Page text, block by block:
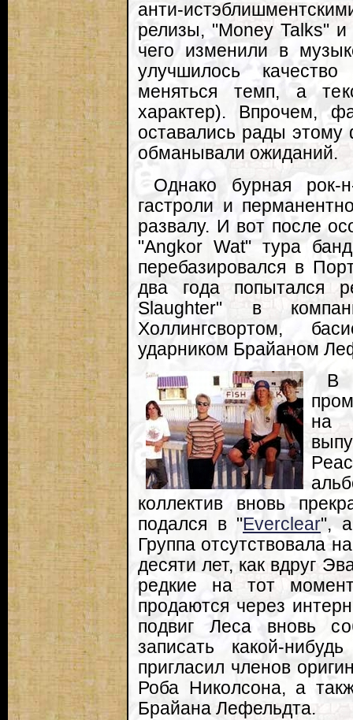
анти-
релизы, "Money Talks"
чего изменили в
улучшилось
меняться темп, а
характер). Впрочем,
оставались рады
обманывали ожиданий.
Однако бурная рок-
гастроли и
развалу. И вот после
"Angkor Wat" тура
перебазировался в
два года попытался
Slaughter" в
Холлингсвортом,
ударником Брайаном
В
на
коллектив вновь
подался в "Everclear",
Группа отсутствовала
десяти лет, как вдруг
редкие на тот
продаются через
подвиг Леса вновь
записать какой-
пригласил членов
Роба Николсона, а
Брайана Лефельдта.